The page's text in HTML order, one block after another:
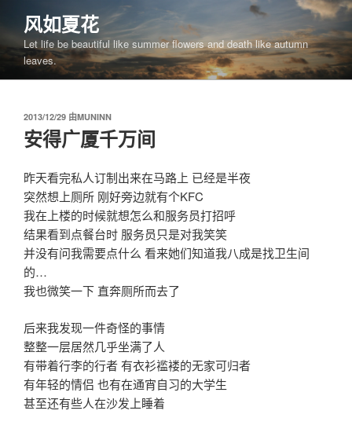
内
风如夏花
Let life be beautiful like summer flowers and death like autumn
leaves.
发
布
于
2013/12/29 由MUNINN
安得广厦千万间
昨天看完私人订制出来在马路上 已经是半夜
突然想上厕所 刚好旁边就有个KFC
我在上楼的时候就想怎么和服务员打招呼
结果看到点餐台时 服务员只是对我笑笑
并没有问我需要点什么 看来她们知道我八成是找卫生间
的…
我也微笑一下 直奔厕所而去了
后来我发现一件奇怪的事情
整整一层居然几乎坐满了人
有带着行李的行者 有衣衫褴褛的无家可归者
有年轻的情侣 也有在通宵自习的大学生
甚至还有些人在沙发上睡着